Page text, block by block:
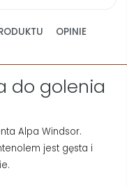
OPINIE
do golenia
Alpa Windsor.
jest gęsta i